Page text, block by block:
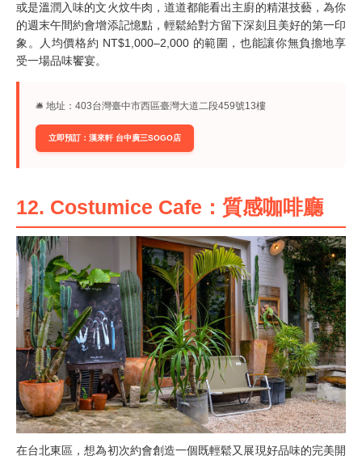
或是溫潤入味的文火炆牛肉，道道都能看出主廚的精湛技藝，為你
的週末午間約會增添記憶點，輕鬆給對方留下深刻且美好的第一印
象。人均價格約 NT$1,000–2,000 的範圍，也能讓你無負擔地享
受一場品味饗宴。
🛎︎ 地址：403台灣臺中市西區臺灣大道二段459號13樓
立即預訂：漢來軒 台中廣三SOGO店
12. Costumice Cafe：質感咖啡廳
在台北東區，想為初次約會創造一個既輕鬆又展現好品味的完美開